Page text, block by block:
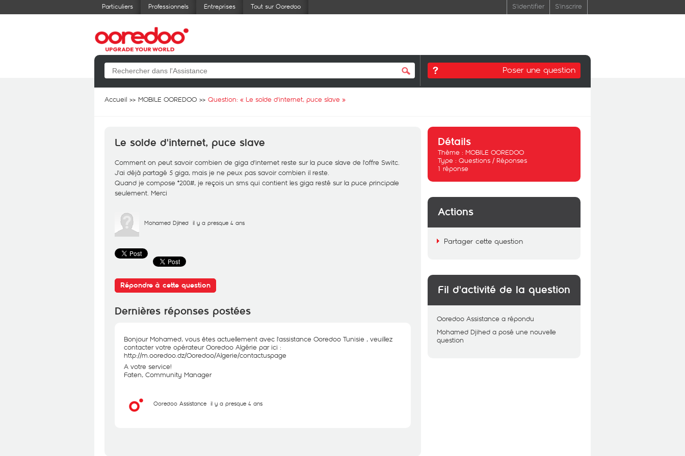
Particuliers Professionnels Entreprises Tout sur Ooredoo S'identifier S'inscrire
Poser une question
Accueil MOBILE OOREDOO Question: « Le solde d'internet, puce slave »
Le solde d'internet, puce slave
Comment on peut savoir combien de giga d'internet reste sur la puce slave de l'offre Switc.
J'ai déjà partagé 5 giga, mais je ne peux pas savoir combien il reste.
Quand je compose *200#, je reçois un sms qui contient les giga resté sur la puce principale
seulement. Merci
Mohamed Djihed il y a presque 4 ans
Répondre à cette question
Dernières réponses postées
Bonjour Mohamed, vous êtes actuellement avec l'assistance Ooredoo Tunisie , veuillez
contacter votre opérateur Ooredoo Algérie par ici :
http://m.ooredoo.dz/Ooredoo/Algerie/contactuspage
A votre service!
Faten, Community Manager
Ooredoo Assistance il y a presque 4 ans
Détails
Thème : MOBILE OOREDOO
Type : Questions / Réponses
1 réponse
Actions
Partager cette question
Fil d'activité de la question
Ooredoo Assistance a répondu
Mohamed Djihed a posé une nouvelle
question